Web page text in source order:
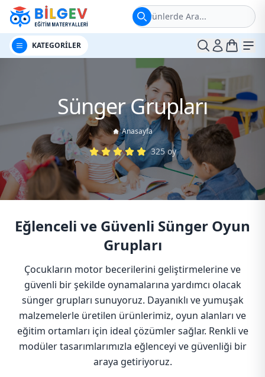
Ürünlerde Ara...
KATEGORİLER
Sünger Grupları
Anasayfa
325 oy
Eğlenceli ve Güvenli Sünger Oyun
Grupları
Çocukların motor becerilerini geliştirmelerine ve
güvenli bir şekilde oynamalarına yardımcı olacak
sünger grupları sunuyoruz. Dayanıklı ve yumuşak
malzemelerle üretilen ürünlerimiz, oyun alanları ve
eğitim ortamları için ideal çözümler sağlar. Renkli ve
modüler tasarımlarımızla eğlenceyi ve güvenliği bir
araya getiriyoruz.